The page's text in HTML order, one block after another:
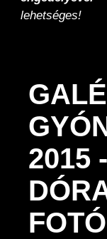
lehetséges!
2015